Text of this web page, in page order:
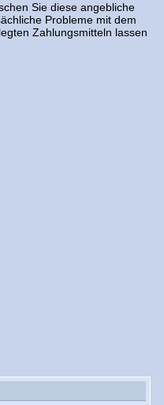
Sie diese angebliche
Probleme mit dem
Zahlungsmitteln lassen